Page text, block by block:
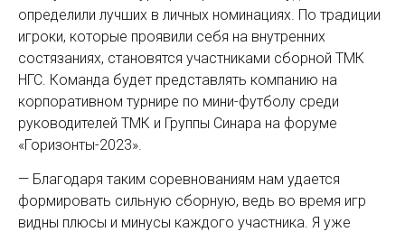
определили лучших в личных номинациях. По традиции
игроки, которые проявили себя на внутренних
состязаниях, становятся участниками сборной ТМК
НГС. Команда будет представлять компанию на
корпоративном турнире по мини-футболу среди
руководителей ТМК и Группы Синара на форуме
«Горизонты-2023».
— Благодаря таким соревнованиям нам удается
формировать сильную сборную, ведь во время игр
видны плюсы и минусы каждого участника. Я уже